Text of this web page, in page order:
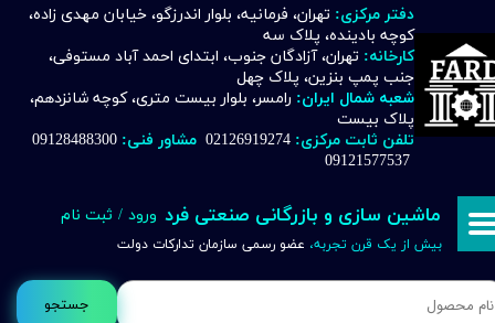
جستجو
دفتر مرکزی: تهران، فرمانیه، بلوار اندرزگو، خیابان مهدی زاده،
کوچه بادینده، پلاک سه
کارخانه: تهران، آزادگان جنوب، ابتدای احمد آباد مستوفی،
جنب پمپ بنزین، پلاک چهل
شعبه شمال ایران: رامسر، بلوار بیست متری، کوچه شانزدهم،
پلاک بیست
تلفن ثابت مرکزی: 02126919274 مشاور فنی:
09121577537
ماشین سازی و بازرگانی صنعتی فرد
بیش از یک قرن تجربه، عضو رسمی سازمان تدارکات دولت
ورود / ثبت نام
حساب کاربری من
تغییر گذر واژه
خروج از حساب کاربری